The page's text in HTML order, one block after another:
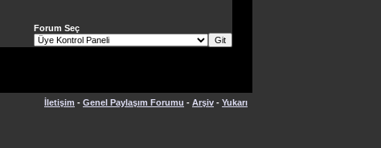
Forum Seç
İletişim - Genel Paylaşım Forumu - Arşiv - Yukarı